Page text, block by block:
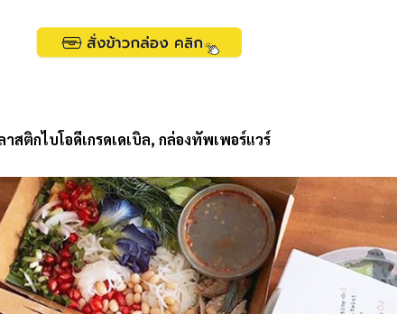
สติกไบโอดีเกรดเดเบิล, กล่องทัพเพอร์แวร์